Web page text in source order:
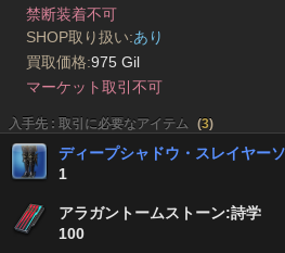
禁断装着不可
SHOP取り扱い:あり
買取価格:975 Gil
マーケット取引不可
入手先 : 取引に必要なアイテム (3)
ディープシャドウ・スレイヤー
1
アラガントームストーン:詩学
100